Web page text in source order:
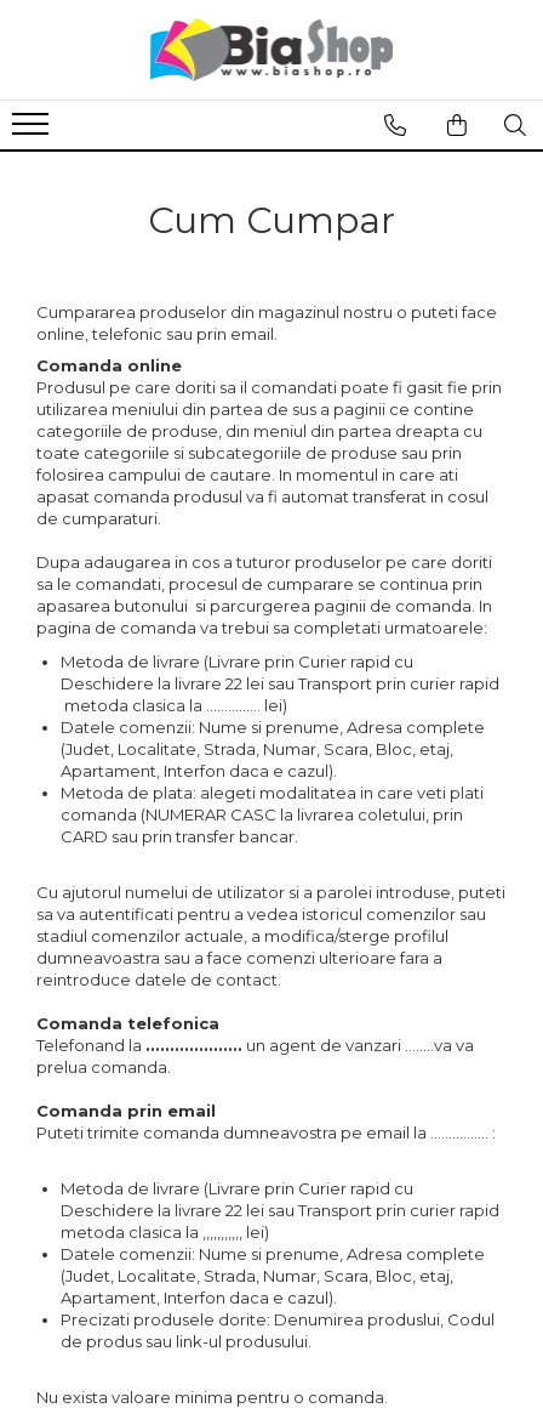
Stickere perete
Stickere perete 3d
Stickere perete fereastra 3d
Tablouri canvas
Tablouri canvas abstract
Tablouri canvas peisaje
Tablouri canvas cu animale
Tablouri canvas asia
Tablouri canvas picturi
Tablouri canvas motivationale
Tablouri canvas sexy
Tablou canvas fereastra
Tablouri canvas personalizate
Sisteme Expozitionale
Roll-UP
Cum Cumpar
Cumpararea produselor din magazinul nostru o puteti face
online, telefonic sau prin email.
Comanda online
Produsul pe care doriti sa il comandati poate fi gasit fie prin
utilizarea meniului din partea de sus a paginii ce contine
categoriile de produse, din meniul din partea dreapta cu
toate categoriile si subcategoriile de produse sau prin
folosirea campului de cautare. In momentul in care ati
apasat comanda produsul va fi automat transferat in cosul
de cumparaturi.
Dupa adaugarea in cos a tuturor produselor pe care doriti
sa le comandati, procesul de cumparare se continua prin
apasarea butonului si parcurgerea paginii de comanda. In
pagina de comanda va trebui sa completati urmatoarele:
Metoda de livrare (Livrare prin Curier rapid cu
Deschidere la livrare 22 lei sau Transport prin curier rapid
metoda clasica la ............... lei)
Datele comenzii: Nume si prenume, Adresa complete
(Judet, Localitate, Strada, Numar, Scara, Bloc, etaj,
Apartament, Interfon daca e cazul).
Metoda de plata: alegeti modalitatea in care veti plati
comanda (NUMERAR CASC la livrarea coletului, prin
CARD sau prin transfer bancar.
Cu ajutorul numelui de utilizator si a parolei introduse, puteti
sa va autentificati pentru a vedea istoricul comenzilor sau
stadiul comenzilor actuale, a modifica/sterge profilul
dumneavoastra sau a face comenzi ulterioare fara a
reintroduce datele de contact.
Comanda telefonica
Telefonand la .................... un agent de vanzari ........va va
prelua comanda.
Comanda prin email
Puteti trimite comanda dumneavostra pe email la ................ :
Metoda de livrare (Livrare prin Curier rapid cu
Deschidere la livrare 22 lei sau Transport prin curier rapid
metoda clasica la ,,,,,,,,,,, lei)
Datele comenzii: Nume si prenume, Adresa complete
(Judet, Localitate, Strada, Numar, Scara, Bloc, etaj,
Apartament, Interfon daca e cazul).
Precizati produsele dorite: Denumirea produslui, Codul
de produs sau link-ul produsului.
Nu exista valoare minima pentru o comanda.